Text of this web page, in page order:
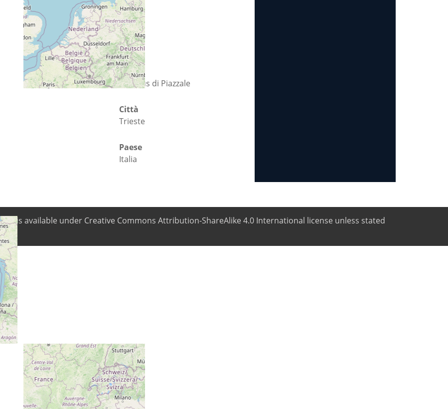
Via
Campus di Piazzale
Città
Trieste
Paese
Italia
is available under Creative Commons Attribution-ShareAlike 4.0 International license unless stated